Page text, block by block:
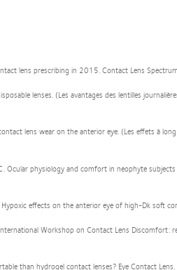
lens prescribing in 2015. Contact Lens
lenses. (Les avantages des lentilles
lens wear on the anterior eye. (Les effets à
physiology and comfort in neophyte
Hypoxic effects on the anterior eye of high-Dk
Workshop on Contact Lens
than hydrogel contact lenses? Eye Contact